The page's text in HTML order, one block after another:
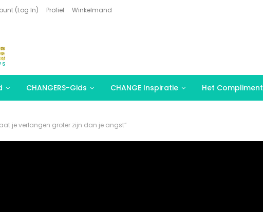
(Log In) Profiel Winkelmand
CHANGERS-Gids CHANGE Inspiratie Het Compliment
je verlangen groter zijn dan je angst”